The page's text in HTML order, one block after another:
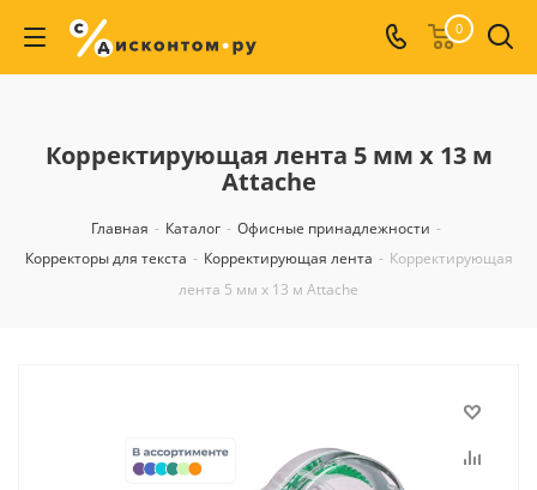
0
Корректирующая лента 5 мм x 13 м
Attache
Главная - Каталог - Офисные принадлежности -
Корректоры для текста - Корректирующая лента - Корректирующая
лента 5 мм x 13 м Attache